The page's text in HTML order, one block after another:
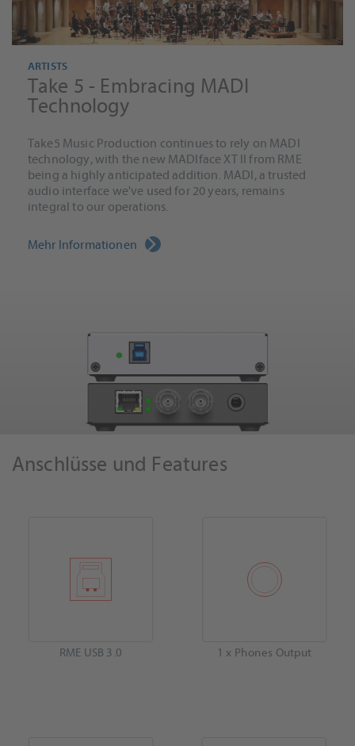
ARTISTS
Take 5 - Embracing MADI
Technology
Take5 Music Production continues to rely on MADI
technology, with the new MADIface XT II from RME
being a highly anticipated addition. MADI, a trusted
audio interface we've used for 20 years, remains
integral to our operations.
Mehr Informationen
Anschlüsse und Features
RME USB 3.0 1 x Phones Output